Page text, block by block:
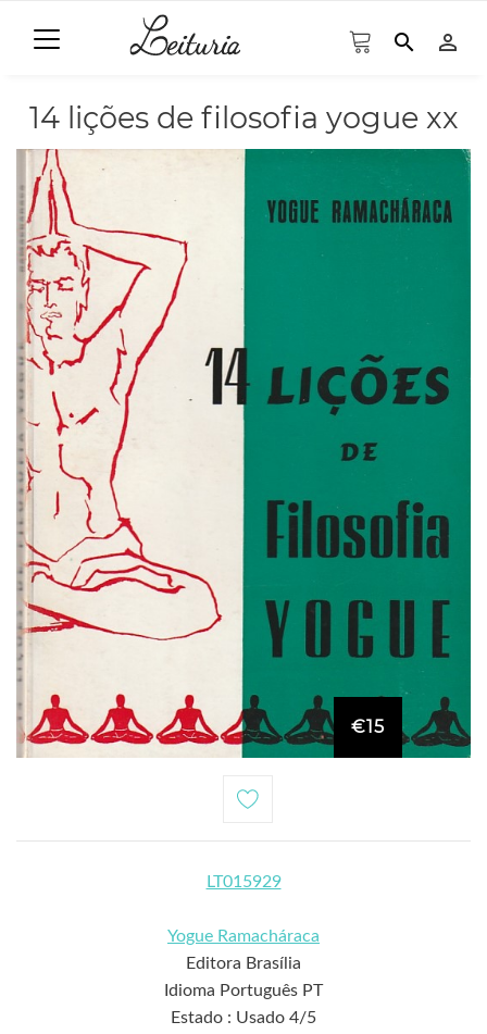
search person_outline
14 lições de filosofia yogue xx
€15
LT015929
Yogue Ramacháraca
Editora Brasília
Idioma Português PT
Estado : Usado 4/5